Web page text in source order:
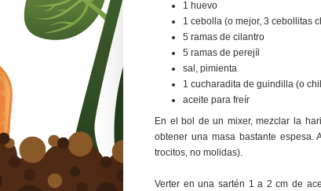
1 huevo
1 cebolla (o mejor, 3 cebollitas
5 ramas de cilantro
5 ramas de perejíl
sal, pimienta
1 cucharadita de guindilla (o
aceite para freír
En el bol de un mixer, mezclar la
obtener una masa bastante
trocitos, no molidas).
Verter en una sartén 1 a 2 cm de